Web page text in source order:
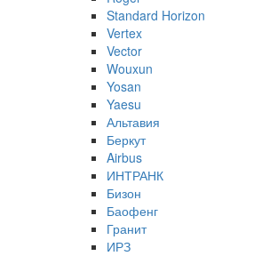
Standard Horizon
Vertex
Vector
Wouxun
Yosan
Yaesu
Альтавия
Беркут
Airbus
ИНТРАНК
Бизон
Баофенг
Гранит
ИРЗ